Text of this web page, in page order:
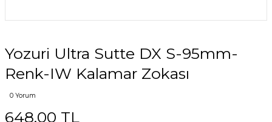
Yozuri Ultra Sutte DX S-95mm-
Renk-IW Kalamar Zokası
0 Yorum
648,00 TL